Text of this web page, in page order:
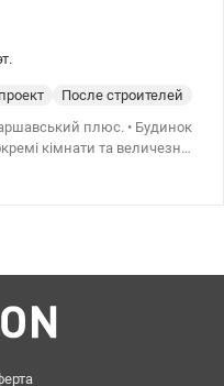
После строителей
плюс. • Будинок
кімнати та величезна
закрита. На подвір'ї дитячі
відкриття станції метро
195000 у.о., тел